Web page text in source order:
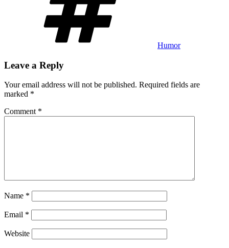
Humor
Leave a Reply
Your email address will not be published. Required fields are
marked *
Comment *
Name *
Email *
Website